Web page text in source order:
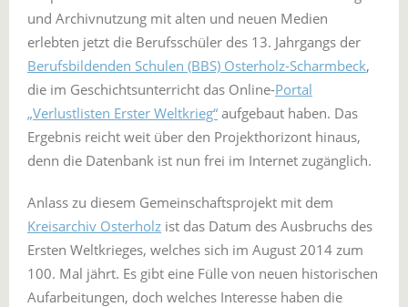
und Archivnutzung mit alten und neuen Medien
erlebten jetzt die Berufsschüler des 13. Jahrgangs der
Berufsbildenden Schulen (BBS) Osterholz-Scharmbeck,
die im Geschichtsunterricht das Online-Portal
„Verlustlisten Erster Weltkrieg“ aufgebaut haben. Das
Ergebnis reicht weit über den Projekthorizont hinaus,
denn die Datenbank ist nun frei im Internet zugänglich.
Anlass zu diesem Gemeinschaftsprojekt mit dem
Kreisarchiv Osterholz ist das Datum des Ausbruchs des
Ersten Weltkrieges, welches sich im August 2014 zum
100. Mal jährt. Es gibt eine Fülle von neuen historischen
Aufarbeitungen, doch welches Interesse haben die